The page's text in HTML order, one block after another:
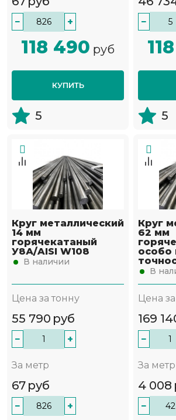
− +
118 490 руб
КУПИТЬ
5
−
5
Круг металлический
14 мм
горячекатаный
У8А/AISI W108
В наличии
Цена за тонну
55 790 руб
− +
За метр
67 руб
− +
Круг
62 мм
особо
В
Цена
169
−
За метр
4 008
−